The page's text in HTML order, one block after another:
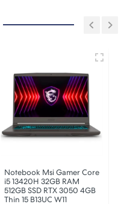
Notebook Msi Gamer Core
i5 13420H 32GB RAM
512GB SSD RTX 3050 4GB
Thin 15 B13UC W11